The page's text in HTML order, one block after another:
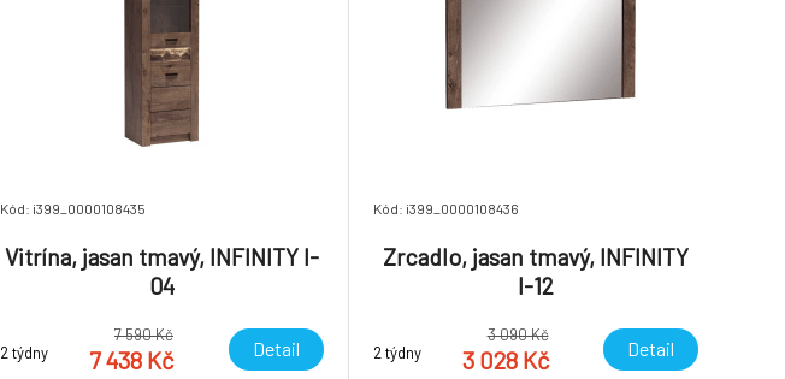
Kód: i399_0000108435
Vitrína, jasan tmavý, INFINITY I-
04
2 týdny
7 590 Kč
7 438 Kč Detail
Kód: i399_0000108436
Zrcadlo, jasan tmavý, INFINITY
I-12
2 týdny
3 090 Kč
3 028 Kč Detail